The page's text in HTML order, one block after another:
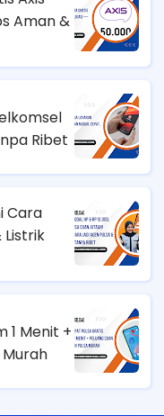
Aman &
Ribet
Cara
Listrik
1 Menit +
Murah